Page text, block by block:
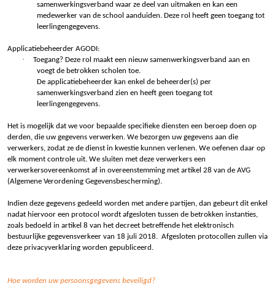
samenwerkingsverband waar ze deel van uitmaken en kan een
medewerker van de school aanduiden. Deze rol heeft geen toegang tot
leerlingengegevens.
Applicatiebeheerder AGODI:
·
Toegang? Deze rol maakt een nieuw samenwerkingsverband aan en
voegt de betrokken scholen toe.
De applicatiebeheerder kan enkel de beheerder(s) per
samenwerkingsverband zien en heeft geen toegang tot
leerlingengegevens.
Het is mogelijk dat we voor bepaalde specifieke diensten een beroep doen op
derden, die uw gegevens verwerken. We bezorgen uw gegevens aan die
verwerkers, zodat ze de dienst in kwestie kunnen verlenen. We oefenen daar op
elk moment controle uit. We sluiten met deze verwerkers een
verwerkersovereenkomst af in overeenstemming met artikel 28 van de AVG
(Algemene Verordening Gegevensbescherming).
Indien deze gegevens gedeeld worden met andere partijen, dan gebeurt dit enkel
nadat hiervoor een protocol wordt afgesloten tussen de betrokken instanties,
zoals bedoeld in artikel 8 van het decreet betreffende het elektronisch
bestuurlijke gegevensverkeer van 18 juli 2018. Afgesloten protocollen zullen via
deze privacyverklaring worden gepubliceerd.
Hoe worden uw persoonsgegevens beveiligd?